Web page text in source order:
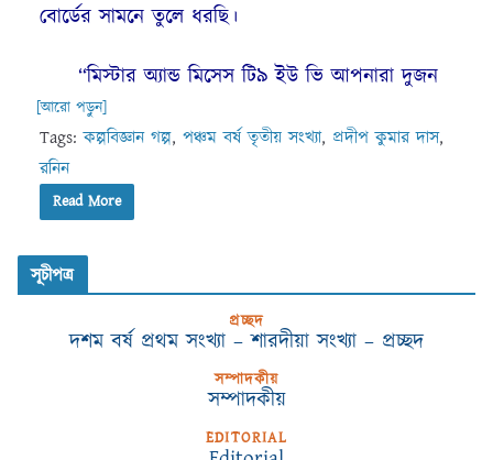
বোর্ডের সামনে তুলে ধরছি।
“মিস্টার অ্যান্ড মিসেস টি৯ ইউ ভি আপনারা দুজন
[আরো পড়ুন]
Tags:কল্পবিজ্ঞান গল্প, পঞ্চম বর্ষ তৃতীয় সংখ্যা, প্রদীপ কুমার দাস,
রনিন
Read More
সূচীপত্র
প্রচ্ছদ
দশম বর্ষ প্রথম সংখ্যা – শারদীয়া সংখ্যা – প্রচ্ছদ
সম্পাদকীয়
সম্পাদকীয়
EDITORIAL